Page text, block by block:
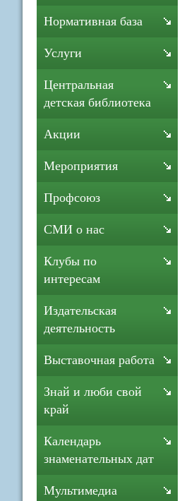
Нормативная база
Услуги
Центральная
детская библиотека
Акции
Мероприятия
Профсоюз
СМИ о нас
Клубы по
интересам
Издательская
деятельность
Выставочная работа
Знай и люби свой
край
Календарь
знаменательных дат
Мультимедиа